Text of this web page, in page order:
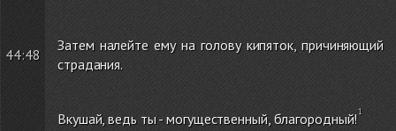
44:48
Затем налейте ему на голову кипяток, причиняющий
страдания.
Вкушай, ведь ты - могущественный, благородный!